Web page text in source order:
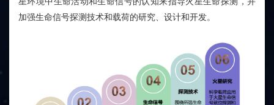
加强生命信号探测技术和载荷的研究、设计和开发。